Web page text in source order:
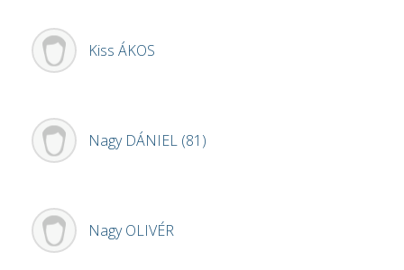
Kiss ÁKOS
Nagy DÁNIEL (81)
NagyOLIVÉR